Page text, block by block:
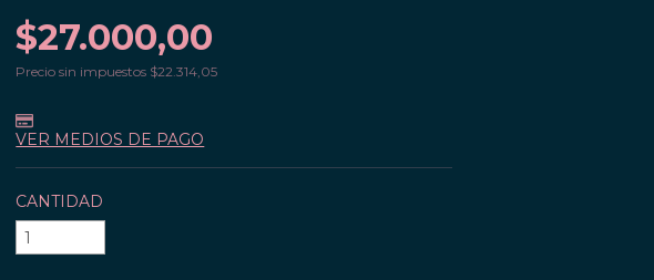
$27.000,00
Precio sin impuestos $22.314,05
VER MEDIOS DE PAGO
CANTIDAD